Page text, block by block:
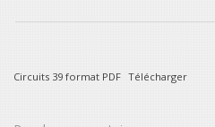
Circuits 39 format PDF Télécharger